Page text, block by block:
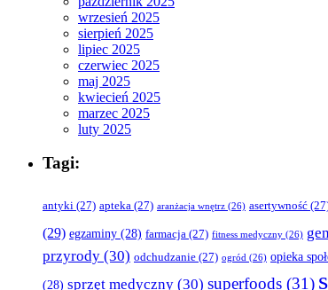
wrzesień 2025
sierpień 2025
lipiec 2025
czerwiec 2025
maj 2025
kwiecień 2025
marzec 2025
luty 2025
Tagi:
antyki (27) apteka (27) aranżacja wnętrz (26) asertywność
(29) egzaminy (28) farmacja (27) fitness medyczny (26)
przyrody (30) odchudzanie (27) ogród (26) opieka
(28) sprzęt medyczny (30) superfoods (31)